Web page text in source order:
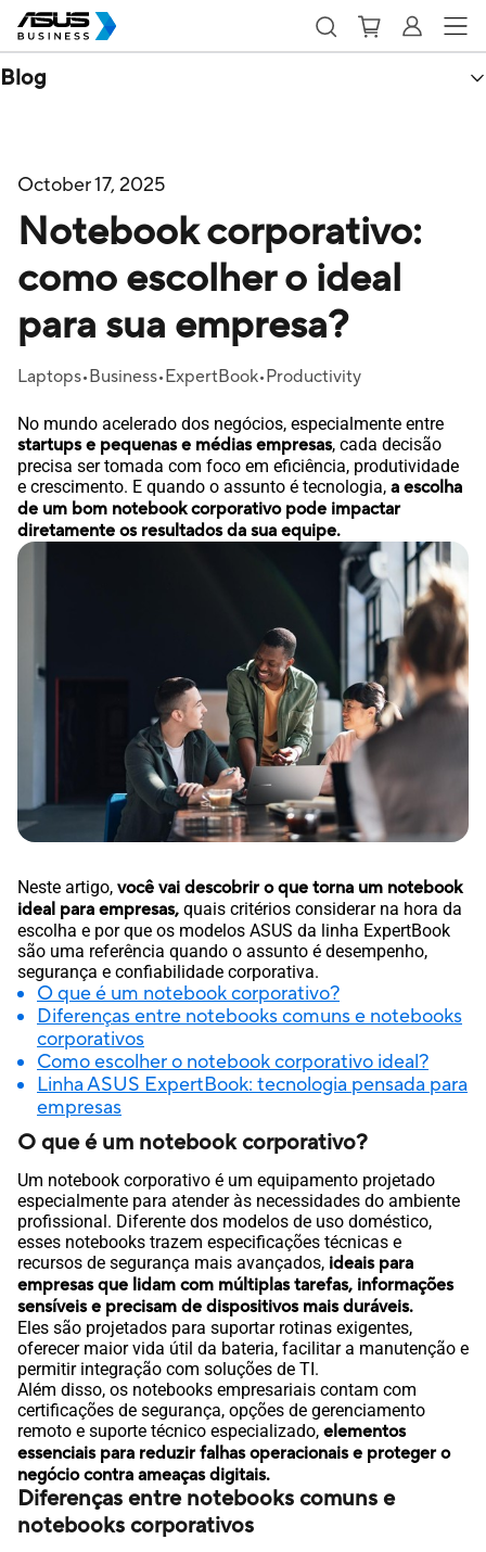
Blog
October 17, 2025
Notebook corporativo:
como escolher o ideal
para sua empresa?
Laptops Business ExpertBook Productivity
No mundo acelerado dos negócios, especialmente entre
startups e pequenas e médias empresas, cada decisão
precisa ser tomada com foco em eficiência, produtividade
e crescimento. E quando o assunto é tecnologia, a escolha
de um bom notebook corporativo pode impactar
diretamente os resultados da sua equipe.
Neste artigo, você vai descobrir o que torna um notebook
ideal para empresas, quais critérios considerar na hora da
escolha e por que os modelos ASUS da linha ExpertBook
são uma referência quando o assunto é desempenho,
segurança e confiabilidade corporativa.
O que é um notebook corporativo?
Diferenças entre notebooks comuns e notebooks
corporativos
Como escolher o notebook corporativo ideal?
Linha ASUS ExpertBook: tecnologia pensada para
empresas
O que é um notebook corporativo?
Um notebook corporativo é um equipamento projetado
especialmente para atender às necessidades do ambiente
profissional. Diferente dos modelos de uso doméstico,
esses notebooks trazem especificações técnicas e
recursos de segurança mais avançados, ideais para
empresas que lidam com múltiplas tarefas, informações
sensíveis e precisam de dispositivos mais duráveis.
Eles são projetados para suportar rotinas exigentes,
oferecer maior vida útil da bateria, facilitar a manutenção e
permitir integração com soluções de TI.
Além disso, os notebooks empresariais contam com
certificações de segurança, opções de gerenciamento
remoto e suporte técnico especializado, elementos
essenciais para reduzir falhas operacionais e proteger o
negócio contra ameaças digitais.
Diferenças entre notebooks comuns e
notebooks corporativos